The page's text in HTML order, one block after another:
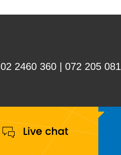
02 2460 360 | 072 205 081